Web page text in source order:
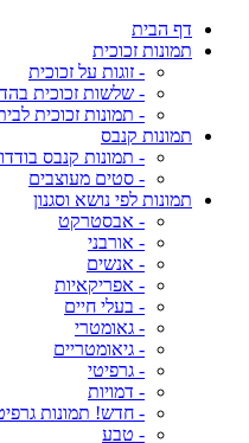
דף הבית
תמונות זכוכית
- זוגות על זכוכית
- שלשות זכוכית
- תמונות זכוכית
תמונות קנבס
- תמונות קנבס
- סטים מעוצבים
תמונות לפי נושא וסגנון
- אבסטרקט
- אורבני
- אנשים
- אפריקאיות
- בעלי חיים
- גאומטרי
- גיאומטריים
- גרפיטי
- דמויות
- חדש! תמונות
- טבע